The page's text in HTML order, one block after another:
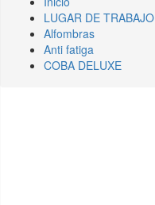
LUGAR DE TRABAJO
Alfombras
Anti fatiga
COBA DELUXE